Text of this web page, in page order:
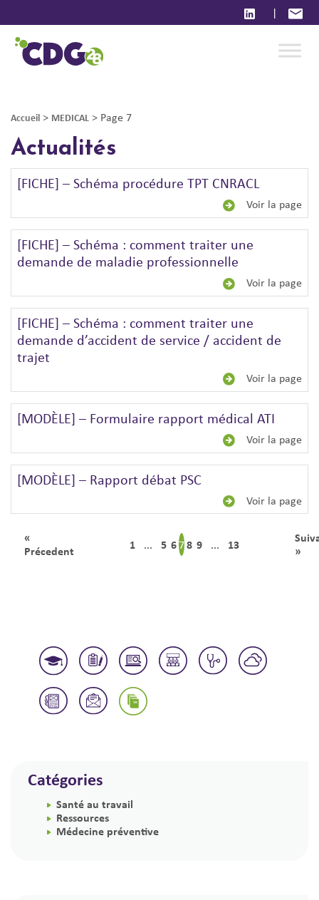
|
Accueil > MEDICAL > Page 7
Actualités
[FICHE] – Schéma procédure TPT CNRACL
Voir la page
[FICHE] – Schéma : comment traiter une
demande de maladie professionnelle
Voir la page
[FICHE] – Schéma : comment traiter une
demande d’accident de service / accident de
trajet
Voir la page
[MODÈLE] – Formulaire rapport médical ATI
Voir la page
[MODÈLE] – Rapport débat PSC
Voir la page
«
Précedent
1 ... 5 678 9 ... 13
»
Catégories
Santé au travail
Ressources
Médecine préventive